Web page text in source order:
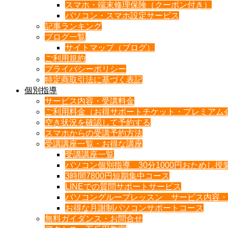
スマホ・端末修理保険（クーポン付き）
パソコン・スマホ設定サービス
記事ランキング
ブログ一覧
サイトマップ（ブログ）
ご利用規約
プライバシーポリシー
特定商取引法に基づく表記
個別指導
サービス内容・受講料金
ご利用料金（お得サポートチケット・プレミアム
空き状況を確認して予約する
スマホからの受講予約方法
受講講座一覧・お得な講座
受講講座一覧
パソコン個別指導 30分1000円おためし授
3時間7800円短期集中コース
LINEでの質問サポートサービス
パソコングループレッスン サービス内容
お得な月謝制パソコンサポートコース
無料ガイダンス・お問合せ